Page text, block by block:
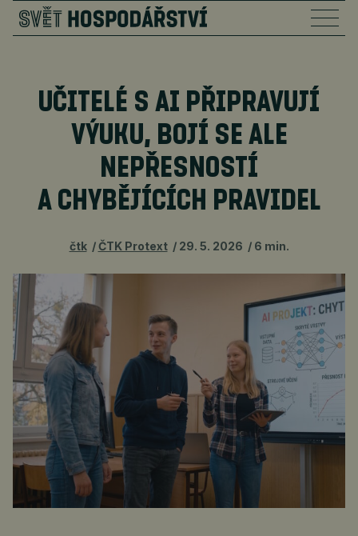
UČITELÉ S AI PŘIPRAVUJÍ
VÝUKU, BOJÍ SE ALE
NEPŘESNOSTÍ
A CHYBĚJÍCÍCH PRAVIDEL
čtk ČTK Protext 29. 5. 2026 6 min.